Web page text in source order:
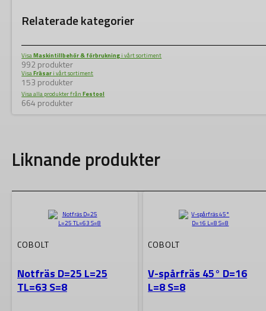
Relaterade kategorier
VisaMaskintillbehör & förbrukning i vårt sortiment
992 produkter
VisaFräsar i vårt sortiment
153 produkter
Visa alla produkter frånFestool
664 produkter
Liknande produkter
COBOLT
Notfräs D=25 L=25
TL=63 S=8
COBOLT
V-spårfräs 45° D=16
L=8 S=8